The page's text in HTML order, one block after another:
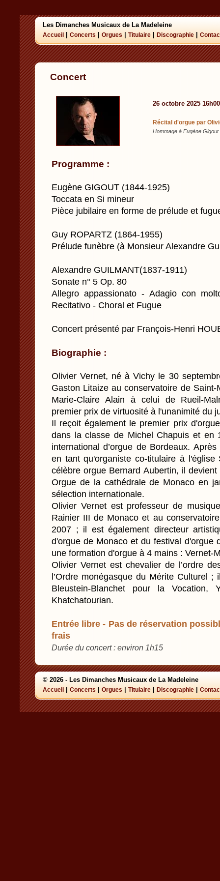
Les Dimanches Musicaux de La Madeleine
Accueil Concerts Orgues Titulaire Discographie
Concert
26 octobre 2025 16h00
Récital d'orgue par
Hommage à Eugène
Programme :
Eugène GIGOUT (1844-1925)
Toccata en Si mineur
Pièce jubilaire en forme de prélude et
Guy ROPARTZ (1864-1955)
Prélude funèbre (à Monsieur Alexandre
Alexandre GUILMANT(1837-1911)
Sonate n° 5 Op. 80
Allegro appassionato - Adagio con
Recitativo - Choral et Fugue
Concert présenté par François-Henri
Biographie :
Olivier Vernet, né à Vichy le 30
Gaston Litaize au conservatoire de
Marie-Claire Alain à celui de Rueil-
premier prix de virtuosité à l'unanimité du
Il reçoit également le premier prix
dans la classe de Michel Chapuis et en
international d’orgue de Bordeaux.
en tant qu'organiste co-titulaire à
célèbre orgue Bernard Aubertin, il
Orgue de la cathédrale de Monaco en
sélection internationale.
Olivier Vernet est professeur de
Rainier III de Monaco et au
2007 ; il est également directeur
d'orgue de Monaco et du festival d'orgue
une formation d'orgue à 4 mains : Vernet-
Olivier Vernet est chevalier de l’ordre
l’Ordre monégasque du Mérite Culturel
Bleustein-Blanchet pour la Vocation,
Khatchatourian.
Entrée libre - Pas de réservation
frais
Durée du concert : environ 1h15
© 2026 - Les Dimanches Musicaux de La Madeleine
Accueil Concerts Orgues Titulaire Discographie